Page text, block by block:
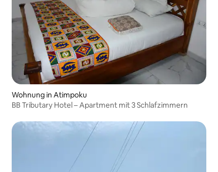
Wohnung in Atimpoku
BB Tributary Hotel – Apartment mit 3 Schlafzimmern